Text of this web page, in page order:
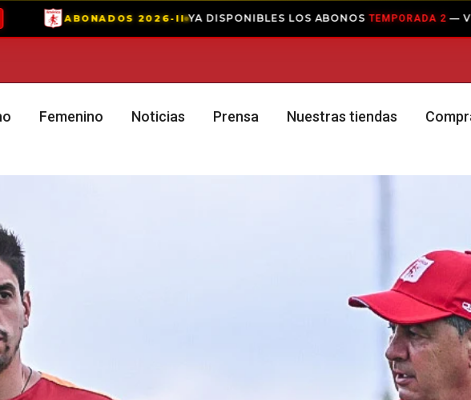
2026-II YA DISPONIBLES LOS ABONOSTEMPORADA 2 — VIVE LA PASIÓN
Femenino Noticias Prensa Nuestras tiendas